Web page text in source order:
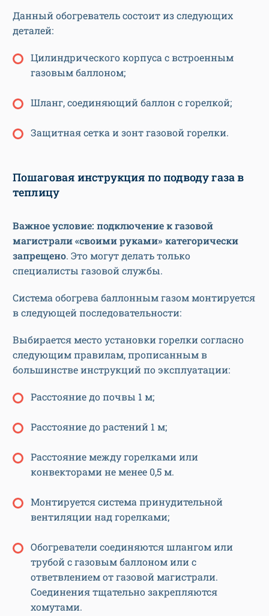
Данный обогреватель состоит из следующих
деталей:
Цилиндрического корпуса с встроенным
газовым баллоном;
Шланг, соединяющий баллон с горелкой;
Защитная сетка и зонт газовой горелки.
Пошаговая инструкция по подводу газа в
теплицу
Важное условие: подключение к газовой
магистрали «своими руками» категорически
запрещено. Это могут делать только
специалисты газовой службы.
Система обогрева баллонным газом монтируется
в следующей последовательности:
Выбирается место установки горелки согласно
следующим правилам, прописанным в
большинстве инструкций по эксплуатации:
Расстояние до почвы 1 м;
Расстояние до растений 1 м;
Расстояние между горелками или
конвекторами не менее 0,5 м.
Монтируется система принудительной
вентиляции над горелками;
Обогреватели соединяются шлангом или
трубой с газовым баллоном или с
ответвлением от газовой магистрали.
Соединения тщательно закрепляются
хомутами.